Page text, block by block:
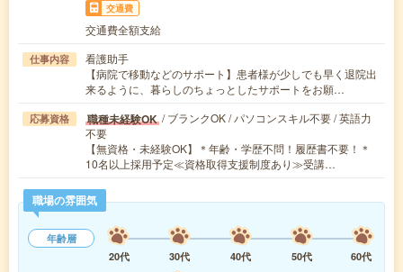
交通費
交通費全額支給
仕事内容
看護助手
【病院で移動などのサポート】患者様が少しでも早く退院出
来るように、暮らしのちょっとしたサポートをお願…
応募資格 職種未経験OK / ブランクOK / パソコンスキル不要 / 英語力
不要
【無資格・未経験OK】＊年齢・学歴不問！履歴書不要！＊
10名以上採用予定≪資格取得支援制度あり≫受講…
職場の雰囲気
年齢層
20代
30代 40代 50代
60代